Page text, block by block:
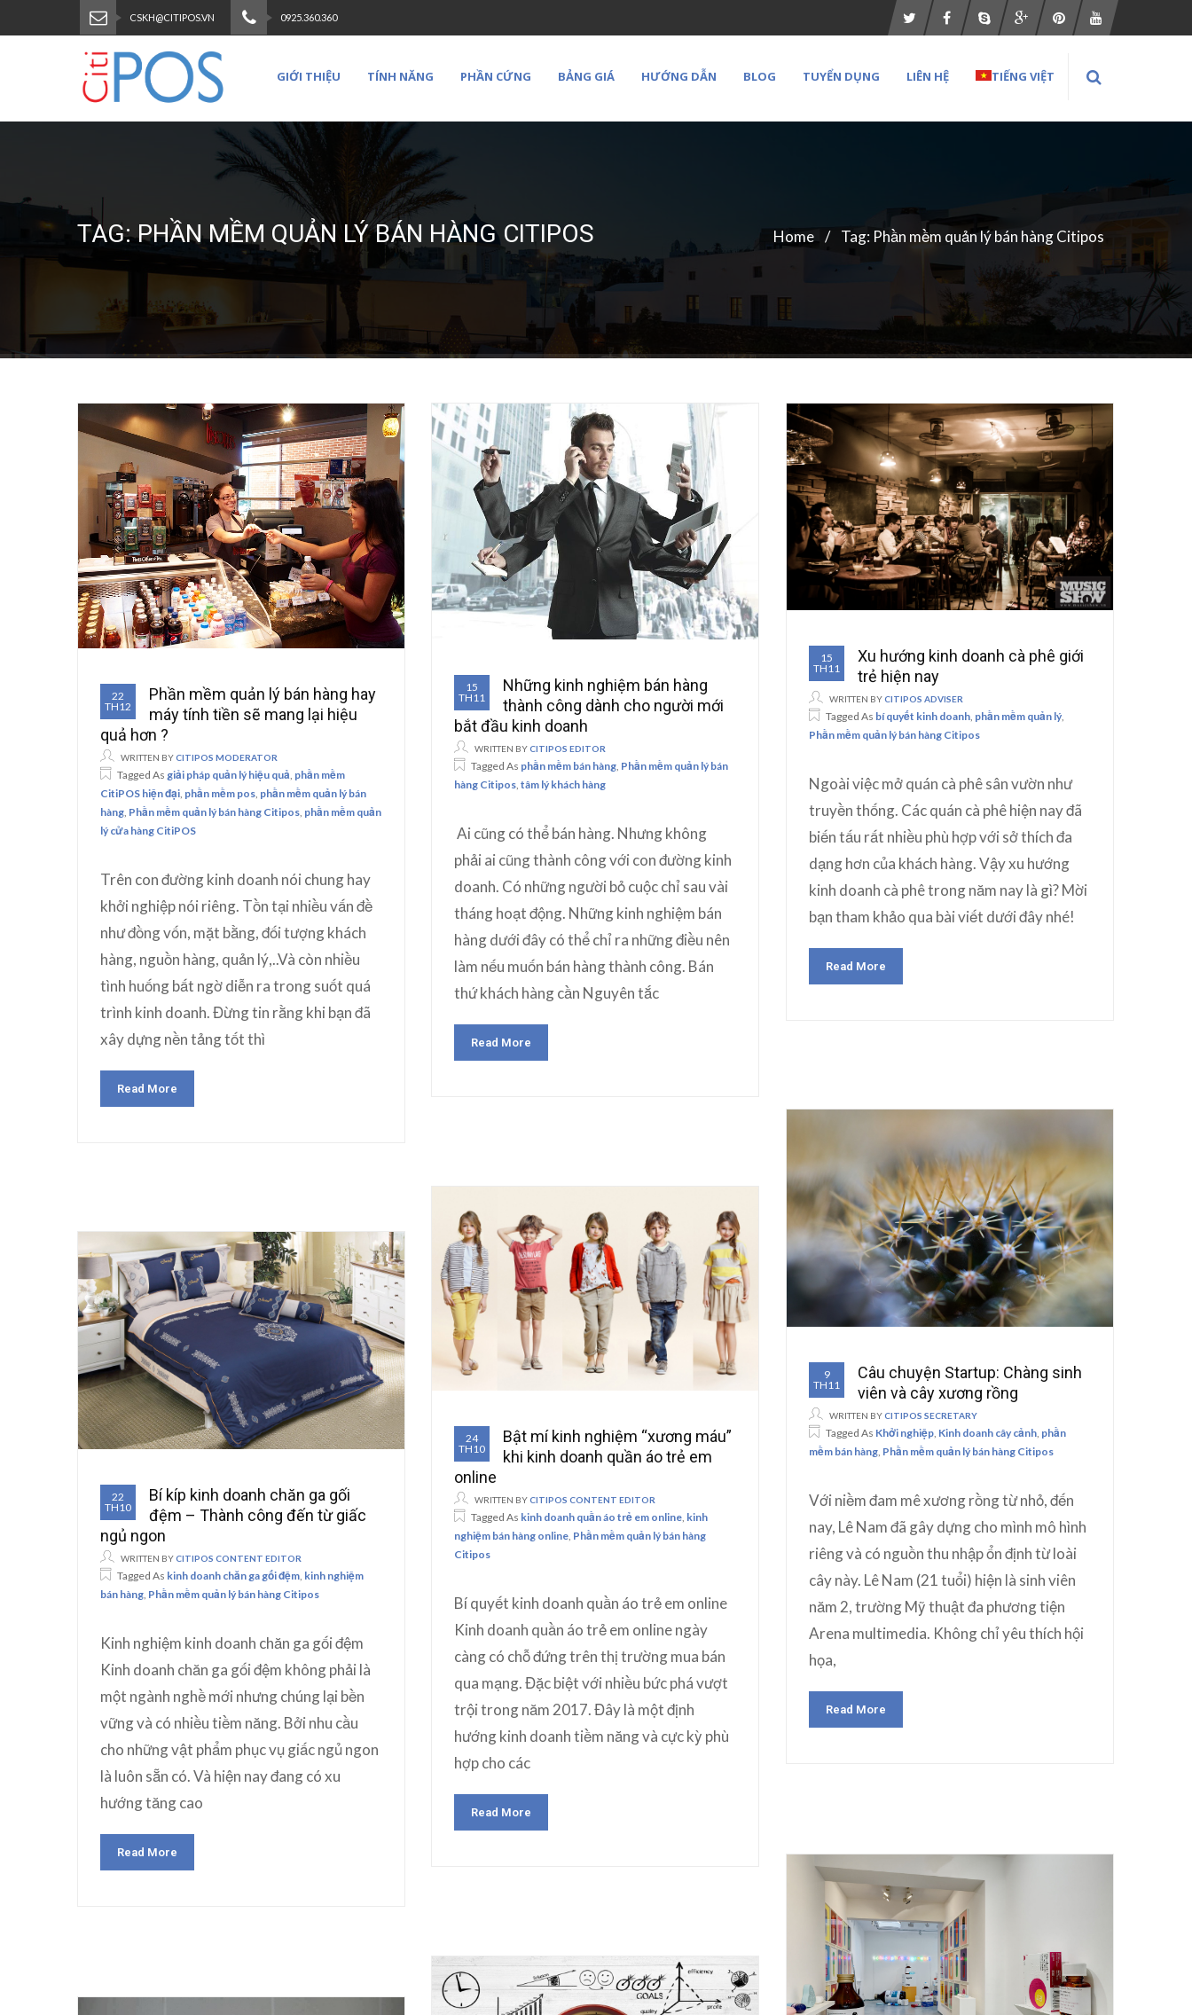
CSKH@CITIPOS.VN 0925.360.360
GIỚI THIỆU TÍNH NĂNG PHẦN CỨNG BẢNG GIÁ HƯỚNG DẪN BLOG TUYỂN DỤNG LIÊN HỆ TIẾNG VIỆT
TAG: PHẦN MỀM QUẢN LÝ BÁN HÀNG CITIPOS Home Tag: Phần mềm quản lý bán hàng Citipos
22
TH12
Phần mềm quản lý bán hàng hay
máy tính tiền sẽ mang lại hiệu
quả hơn ?
WRITTEN BYCITIPOS MODERATOR
Tagged As giải pháp quản lý hiệu quả phần mềm
CitiPOS hiện đại phần mềm pos phần mềm quản lý bán
hàng Phần mềm quản lý bán hàng Citipos phần mềm quản
lý cửa hàng CitiPOS
Trên con đường kinh doanh nói chung hay
khởi nghiệp nói riêng. Tồn tại nhiều vấn đề
như đồng vốn, mặt bằng, đối tượng khách
hàng, nguồn hàng, quản lý,..Và còn nhiều
tình huống bất ngờ diễn ra trong suốt quá
trình kinh doanh. Đừng tin rằng khi bạn đã
xây dựng nền tảng tốt thì
Read More
15
TH11
Những kinh nghiệm bán hàng
thành công dành cho người mới
bắt đầu kinh doanh
WRITTEN BYCITIPOS EDITOR
Tagged As phần mềm bán hàng, Phần mềm quản lý bán
hàng Citipos, tâm lý khách hàng
Ai cũng có thể bán hàng. Nhưng không
phải ai cũng thành công với con đường kinh
doanh. Có những người bỏ cuộc chỉ sau vài
tháng hoạt động. Những kinh nghiệm bán
hàng dưới đây có thể chỉ ra những điều nên
làm nếu muốn bán hàng thành công. Bán
thứ khách hàng cần Nguyên tắc
Read More
15
TH11
Xu hướng kinh doanh cà phê giới
trẻ hiện nay
WRITTEN BYCITIPOS ADVISER
Tagged As bí quyết kinh doanh phần mềm quản lý
Phần mềm quản lý bán hàng Citipos
Ngoài việc mở quán cà phê sân vườn như
truyền thống. Các quán cà phê hiện nay đã
biến tấu rất nhiều phù hợp với sở thích đa
dạng hơn của khách hàng. Vậy xu hướng
kinh doanh cà phê trong năm nay là gì? Mời
bạn tham khảo qua bài viết dưới đây nhé!
Read More
9
TH11
Câu chuyện Startup: Chàng sinh
viên và cây xương rồng
WRITTEN BYCITIPOS SECRETARY
Tagged As Khởi nghiệp, Kinh doanh cây cảnh, phần
mềm bán hàng, Phần mềm quản lý bán hàng Citipos
Với niềm đam mê xương rồng từ nhỏ, đến
nay, Lê Nam đã gây dựng cho mình mô hình
riêng và có nguồn thu nhập ổn định từ loài
cây này. Lê Nam (21 tuổi) hiện là sinh viên
năm 2, trường Mỹ thuật đa phương tiện
Arena multimedia. Không chỉ yêu thích hội
họa,
Read More
24
TH10
Bật mí kinh nghiệm “xương máu”
khi kinh doanh quần áo trẻ em
online
WRITTEN BYCITIPOS CONTENT EDITOR
Tagged As kinh doanh quần áo trẻ em online kinh
nghiệm bán hàng online Phần mềm quản lý bán hàng
Citipos
Bí quyết kinh doanh quần áo trẻ em online
Kinh doanh quần áo trẻ em online ngày
càng có chỗ đứng trên thị trường mua bán
qua mạng. Đặc biệt với nhiều bức phá vượt
trội trong năm 2017. Đây là một định
hướng kinh doanh tiềm năng và cực kỳ phù
hợp cho các
Read More
22
TH10
Bí kíp kinh doanh chăn ga gối
đệm – Thành công đến từ giấc
ngủ ngon
WRITTEN BYCITIPOS CONTENT EDITOR
Tagged As kinh doanh chăn ga gối đệm, kinh nghiệm
bán hàng, Phần mềm quản lý bán hàng Citipos
Kinh nghiệm kinh doanh chăn ga gối đệm
Kinh doanh chăn ga gối đệm không phải là
một ngành nghề mới nhưng chúng lại bền
vững và có nhiều tiềm năng. Bởi nhu cầu
cho những vật phẩm phục vụ giấc ngủ ngon
là luôn sẵn có. Và hiện nay đang có xu
hướng tăng cao
Read More